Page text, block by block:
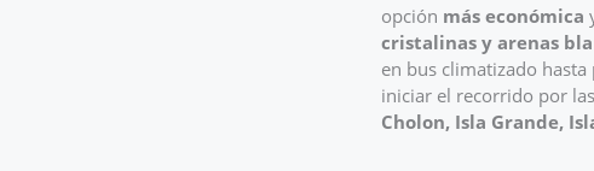
opción más económica
cristalinas y arenas
en bus climatizado
iniciar el recorrido por
Cholon, Isla Grande,